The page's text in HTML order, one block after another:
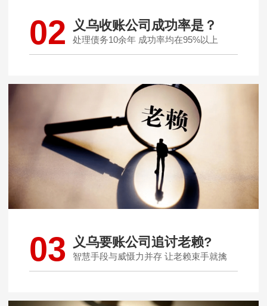
02 义乌收账公司成功率是？
处理债务10余年 成功率均在95%以上
03 义乌要账公司追讨老赖?
智慧手段与威慑力并存 让老赖束手就擒